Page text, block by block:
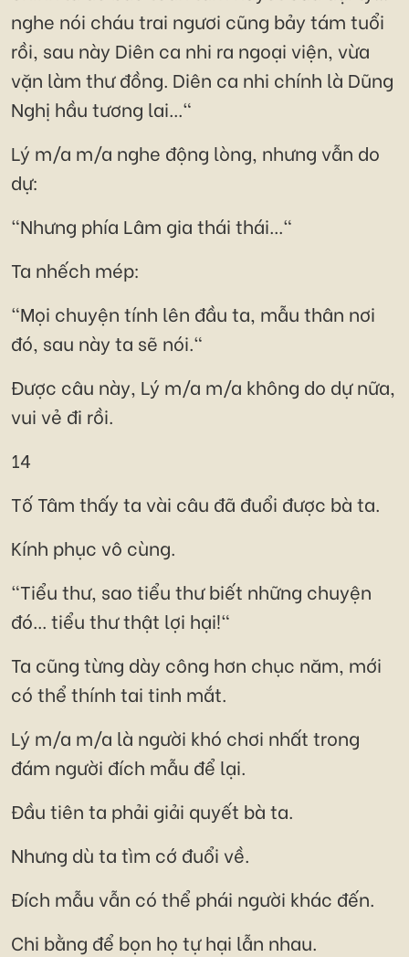
nghe nói cháu trai ngươi cũng bảy tám tuổi
rồi, sau này Diên ca nhi ra ngoại viện, vừa
vặn làm thư đồng. Diên ca nhi chính là Dũng
Nghị hầu tương lai..."
Lý m/a m/a nghe động lòng, nhưng vẫn do
dự:
"Nhưng phía Lâm gia thái thái..."
Ta nhếch mép:
"Mọi chuyện tính lên đầu ta, mẫu thân nơi
đó, sau này ta sẽ nói."
Được câu này, Lý m/a m/a không do dự nữa,
vui vẻ đi rồi.
14
Tố Tâm thấy ta vài câu đã đuổi được bà ta.
Kính phục vô cùng.
"Tiểu thư, sao tiểu thư biết những chuyện
đó... tiểu thư thật lợi hại!"
Ta cũng từng dày công hơn chục năm, mới
có thể thính tai tinh mắt.
Lý m/a m/a là người khó chơi nhất trong
đám người đích mẫu để lại.
Đầu tiên ta phải giải quyết bà ta.
Nhưng dù ta tìm cớ đuổi về.
Đích mẫu vẫn có thể phái người khác đến.
Chi bằng để bọn họ tự hại lẫn nhau.